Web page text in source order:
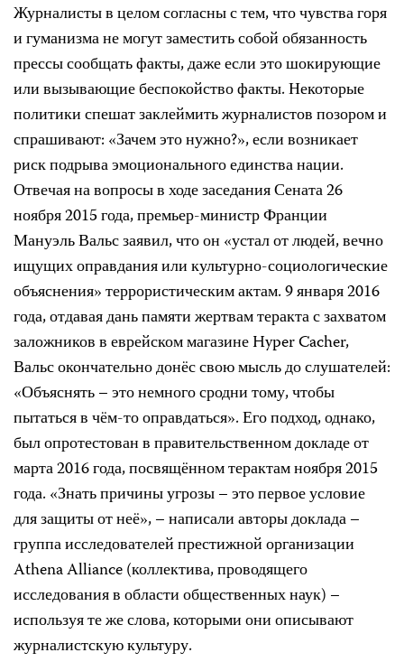
Журналисты в целом согласны с тем, что чувства горя
и гуманизма не могут заместить собой обязанность
прессы сообщать факты, даже если это шокирующие
или вызывающие беспокойство факты. Некоторые
политики спешат заклеймить журналистов позором и
спрашивают: «Зачем это нужно?», если возникает
риск подрыва эмоционального единства нации.
Отвечая на вопросы в ходе заседания Сената 26
ноября 2015 года, премьер-министр Франции
Мануэль Вальс заявил, что он «устал от людей, вечно
ищущих оправдания или культурно-социологические
объяснения» террористическим актам. 9 января 2016
года, отдавая дань памяти жертвам теракта с захватом
заложников в еврейском магазине Hyper Cacher,
Вальс окончательно донёс свою мысль до слушателей:
«Объяснять – это немного сродни тому, чтобы
пытаться в чём-то оправдаться». Его подход, однако,
был опротестован в правительственном докладе от
марта 2016 года, посвящённом терактам ноября 2015
года. «Знать причины угрозы – это первое условие
для защиты от неё», – написали авторы доклада –
группа исследователей престижной организации
Athena Alliance (коллектива, проводящего
исследования в области общественных наук) –
используя те же слова, которыми они описывают
журналистскую культуру.